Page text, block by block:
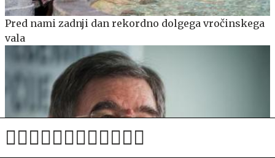
Pred nami zadnji dan rekordno dolgega vročinskega
vala